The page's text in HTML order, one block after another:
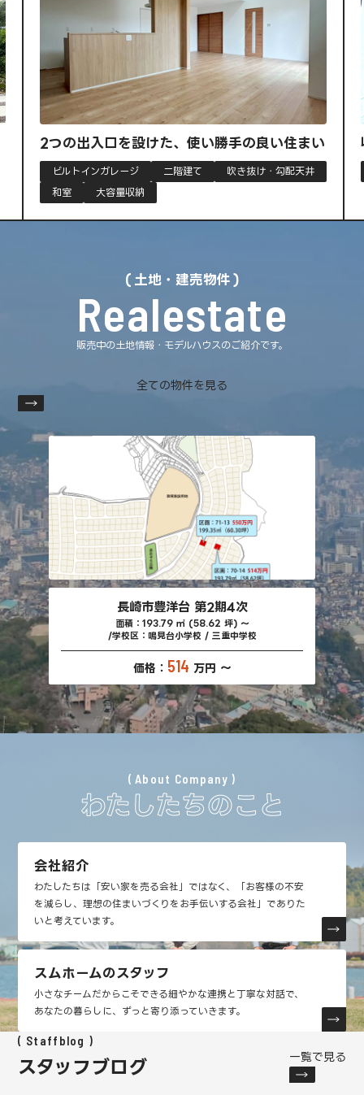
た、使い勝手の良い住まい
二階建て
吹き抜け・勾配天井
収納力と暮らしやすさ
大容量収納 平屋
土地・建売物件
Realestate
販売中の土地情報・モデルハウスのご紹介です。
全ての物件を見る
長崎市豊洋台 第2期4次
面積：193.79 ㎡ (58.62 坪) ～
学校区：鳴見台小学校 / 三重中学校
価格： 514 万円 ～
About Company
わたしたちのこと
会社紹介
わたしたちは「安い家を売る会社」ではなく、「お客様の不安
を減らし、理想の住まいづくりをお手伝いする会社」でありた
いと考えています。
スムホームのスタッフ
小さなチームだからこそできる細やかな連携と丁寧な対話で、
あなたの暮らしに、ずっと寄り添っていきます。
Staffblog
スタッフブログ
一覧で見る